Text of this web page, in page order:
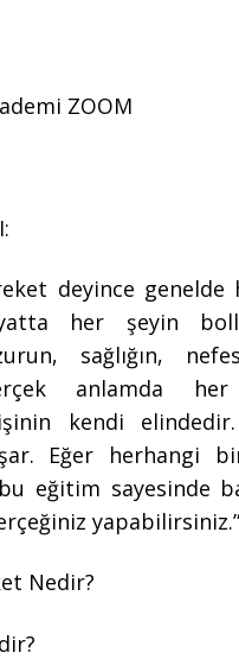
ZOOM
deyince genelde
her şeyin
sağlığın,
anlamda
kendi
Eğer herhangi
eğitim sayesinde
yapabilirsiniz.”
Nedir?